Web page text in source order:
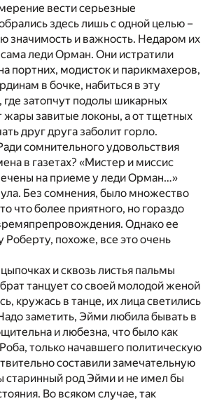
вести серьезные
здесь лишь с одной целью –
значимость и важность. Недаром их
сама леди Орман. Они истратили
портних, модисток и парикмахеров,
в бочке, набиться в эту
затопчут подолы шикарных
жары завитые локоны, а от тщетных
друг друга заболит горло.
сомнительного удовольствия
в газетах? «Мистер и миссис
на приеме у леди Орман…»
Без сомнения, было множество
что более приятного, но гораздо
Однако ее
Роберту, похоже, все это очень
и сквозь листья пальмы
танцует со своей молодой женой
кружась в танце, их лица светились
заметить, Эйми любила бывать в
и любезна, что было как
только начавшего политическую
составили замечательную
старинный род Эйми и не имел бы
Во всяком случае, так